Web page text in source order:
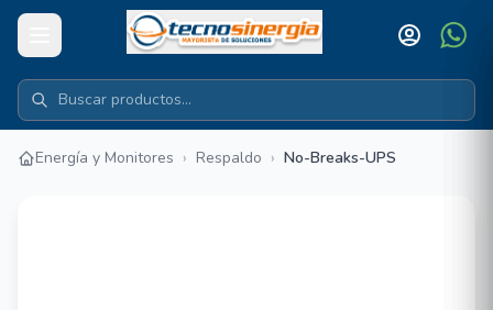
Energía y Monitores › Respaldo › No-Breaks-UPS